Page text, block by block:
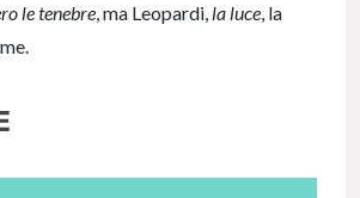
le tenebre, ma Leopardi, la luce, la